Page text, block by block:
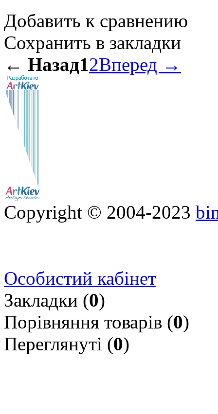
Добавить к сравнению
Сохранить в закладки
← Назад12Вперед →
Copyright © 2004-2023
Особистий кабінет
Закладки (0)
Порівняння товарів (0)
Переглянуті (0)